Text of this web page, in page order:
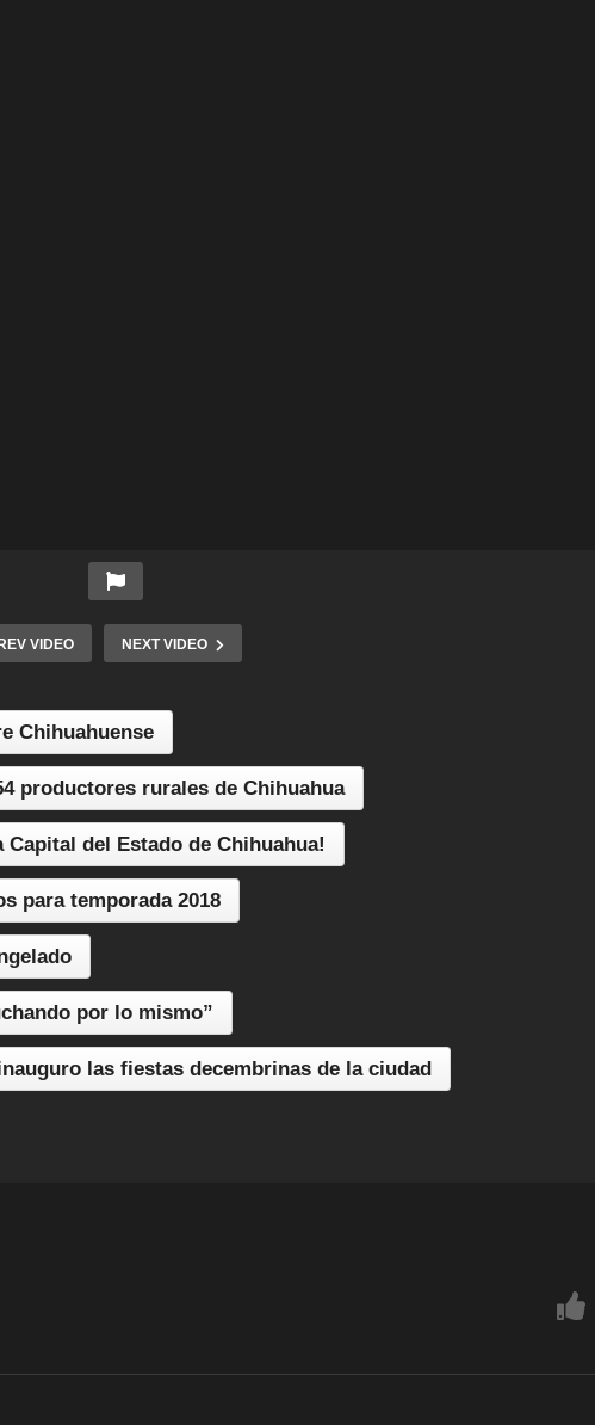
VIDEO NEXT VIDEO
Chihuahuense
productores rurales de Chihuahua
Capital del Estado de Chihuahua!
para temporada 2018
por lo mismo”
las fiestas decembrinas de la ciudad